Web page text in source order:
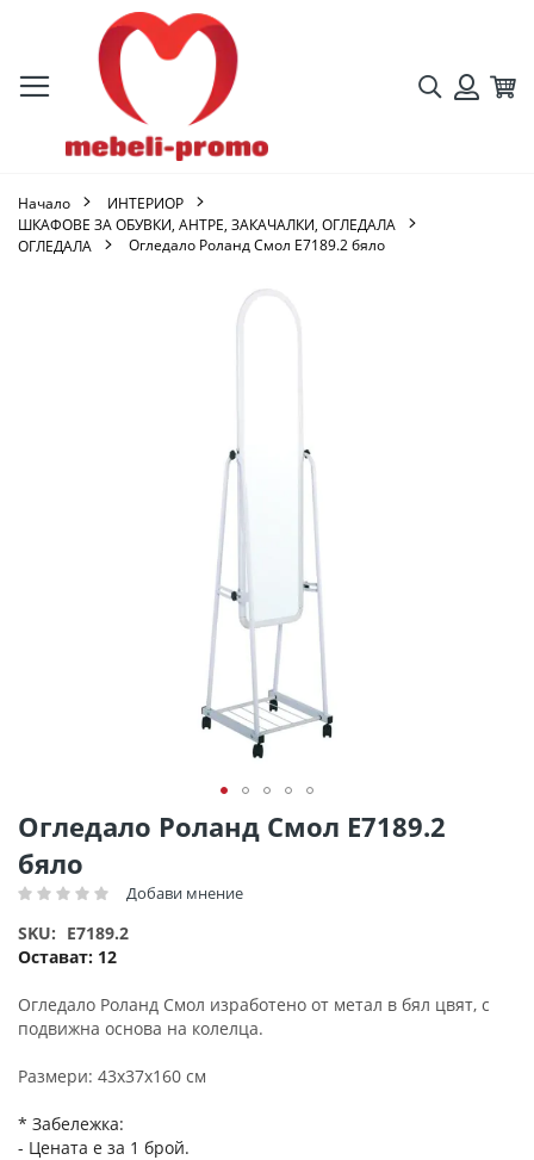
Търсене
Начало
ИНТЕРИОР
ШКАФОВЕ ЗА ОБУВКИ, АНТРЕ, ЗАКАЧАЛКИ, ОГЛЕДАЛА
ОГЛЕДАЛА
Огледало Роланд Смол Ε7189.2 бяло
Огледало Роланд Смол Ε7189.2
бяло
Рейтинг: Добави мнение
Остават: 12
SKU E7189.2
Огледало Роланд Смол изработено от метал в бял цвят, с
подвижна основа на колелца.
Размери: 43x37x160 см
* Забележка:
- Цената е за 1 брой.
Преминете
към
началото
на
със
снимки